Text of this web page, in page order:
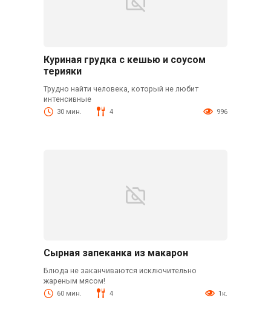
Куриная грудка с кешью и соусом
терияки
Трудно найти человека, который не любит
интенсивные
30 мин. 4 996
Сырная запеканка из макарон
Блюда не заканчиваются исключительно
жареным мясом!
60 мин. 4 1к.